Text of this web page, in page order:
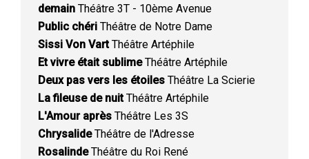
demain Théâtre 3T - 10ème Avenue
Public chéri Théâtre de Notre Dame
Sissi Von VartThéâtre Artéphile
Et vivre était sublimeThéâtre Artéphile
Deux pas vers les étoiles Théâtre La Scierie
La fileuse de nuitThéâtre Artéphile
L'Amour après Théâtre Les 3S
ChrysalideThéâtre de l'Adresse
RosalindeThéâtre du Roi René